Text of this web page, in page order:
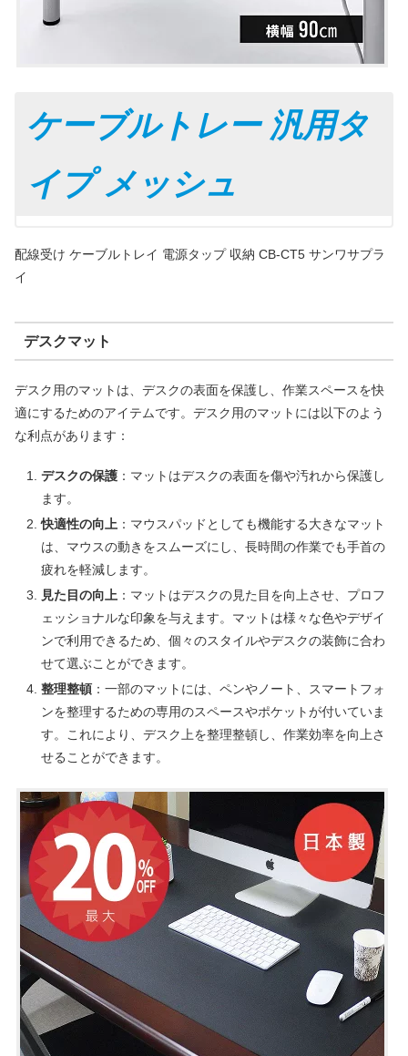
ケーブルトレー 汎用タ
イプ メッシュ
配線受け ケーブルトレイ 電源タップ 収納 CB-CT5 サンワサプラ
イ
デスクマット
デスク用のマットは、デスクの表面を保護し、作業スペースを快
適にするためのアイテムです。デスク用のマットには以下のよう
な利点があります：
デスクの保護：マットはデスクの表面を傷や汚れから保護し
ます。
快適性の向上：マウスパッドとしても機能する大きなマット
は、マウスの動きをスムーズにし、長時間の作業でも手首の
疲れを軽減します。
見た目の向上 ：マットはデスクの見た目を向上させ、プロフ
ェッショナルな印象を与えます。マットは様々な色やデザイ
ンで利用できるため、個々のスタイルやデスクの装飾に合わ
せて選ぶことができます。
整理整頓：一部のマットには、ペンやノート、スマートフォ
ンを整理するための専用のスペースやポケットが付いていま
す。これにより、デスク上を整理整頓し、作業効率を向上さ
せることができます。